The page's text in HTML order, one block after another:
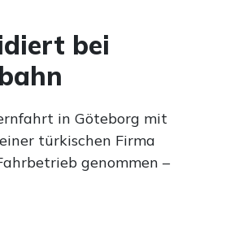
bei
in Göteborg mit
türkischen Firma
genommen –